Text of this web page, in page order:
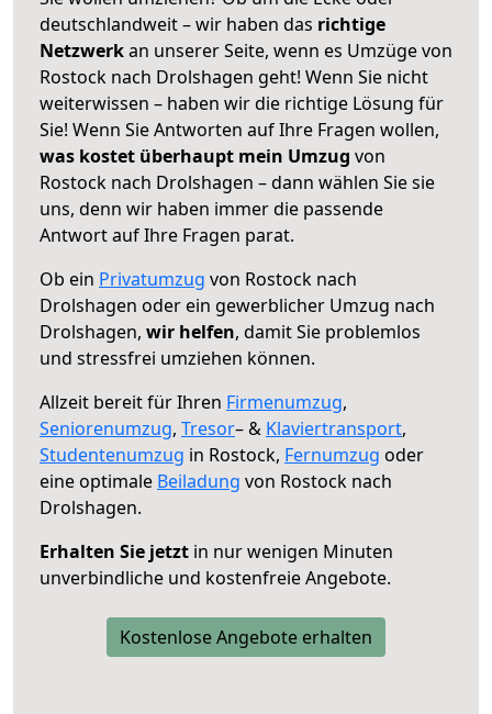
deutschlandweit – wir haben das richtige
Netzwerkan unserer Seite, wenn es Umzüge von
Rostock nach Drolshagen geht! Wenn Sie nicht
weiterwissen – haben wir die richtige Lösung für
Sie! Wenn Sie Antworten auf Ihre Fragen wollen,
was kostet überhaupt mein Umzug von
Rostock nach Drolshagen – dann wählen Sie sie
uns, denn wir haben immer die passende
Antwort auf Ihre Fragen parat.
Ob ein Privatumzug von Rostock nach
Drolshagen oder ein gewerblicher Umzug nach
Drolshagen, wir helfen, damit Sie problemlos
und stressfrei umziehen können.
Allzeit bereit für Ihren Firmenumzug,
Seniorenumzug, Tresor– & Klaviertransport,
Studentenumzug in Rostock, Fernumzug oder
eine optimale Beiladung von Rostock nach
Drolshagen.
Erhalten Sie jetzt in nur wenigen Minuten
unverbindliche und kostenfreie Angebote.
Kostenlose Angebote erhalten